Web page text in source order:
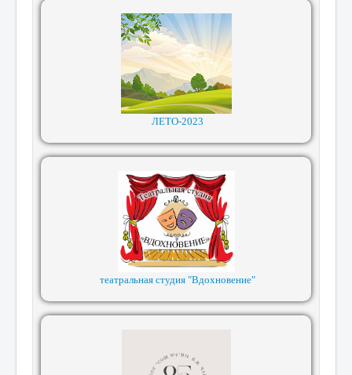
ЛЕТО-2023
театральная студия "Вдохновение"